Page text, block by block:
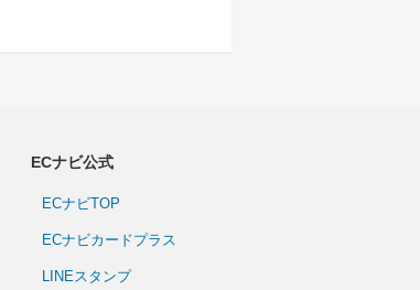
ECナビ公式
ECナビTOP
ECナビカードプラス
LINEスタンプ